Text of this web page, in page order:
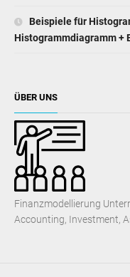
Beispiele für
Histogrammdiagramm +
ÜBER UNS
Finanzmodellierung
Accounting, Investment,